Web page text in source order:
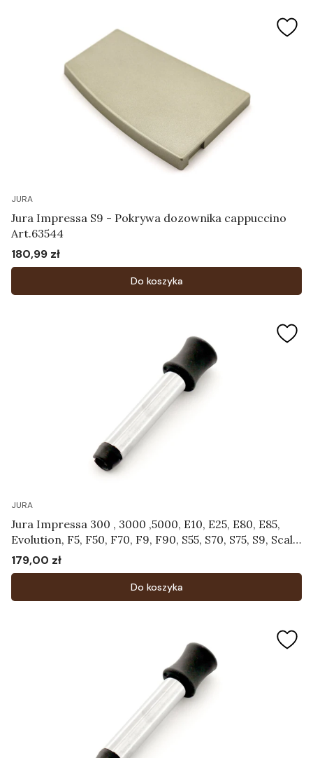
JURA
Jura Impressa S9 - Pokrywa dozownika cappuccino
Art.63544
Cena
180,99 zł
Do koszyka
JURA
Jura Impressa 300 , 3000 ,5000, E10, E25, E80, E85,
Evolution, F5, F50, F70, F9, F90, S55, S70, S75, S9, Scala,
Cena
179,00 zł
Do koszyka